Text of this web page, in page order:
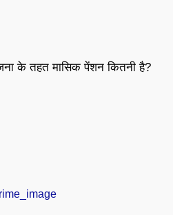
के तहत मासिक पेंशन कितनी है?